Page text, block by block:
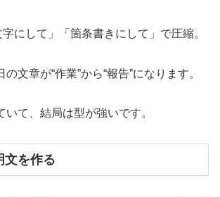
にして」「箇条書きにして」で圧縮。
文章が“作業”から“報告”になります。
いて、結局は型が強いです。
を作る